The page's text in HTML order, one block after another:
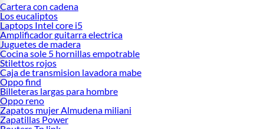
Cartera con cadena
Los eucaliptos
Laptops Intel core i5
Amplificador guitarra electrica
Juguetes de madera
Cocina sole 5 hornillas empotrable
Stilettos rojos
Caja de transmision lavadora mabe
Oppo find
Billeteras largas para hombre
Oppo reno
Zapatos mujer Almudena miliani
Zapatillas Power